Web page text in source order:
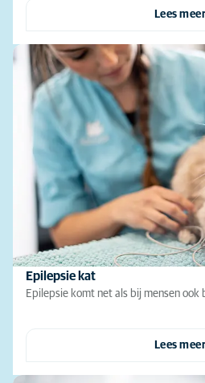
Lees meer
Epilepsie kat
Epilepsie komt net als bij mensen ook
Lees meer